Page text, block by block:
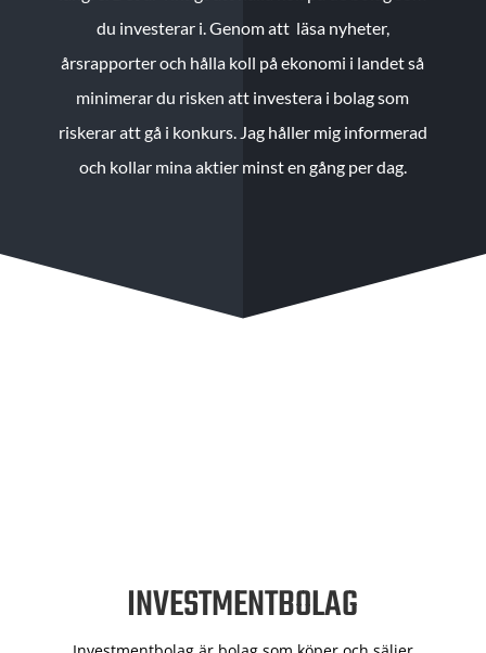
du investerar i. Genom att läsa nyheter,
årsrapporter och hålla koll på ekonomi i landet så
minimerar du risken att investera i bolag som
riskerar att gå i konkurs. Jag håller mig informerad
och kollar mina aktier minst en gång per dag.
INVESTMENTBOLAG